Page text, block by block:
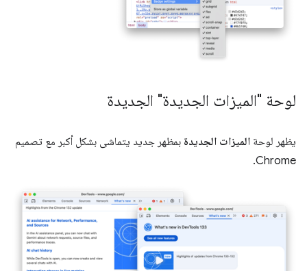
لوحة "الميزات الجديدة" الجديدة
يظهر لوحة الميزات الجديدة بمظهر جديد يتماشى بشكل أكبر مع تصميم
Chrome.